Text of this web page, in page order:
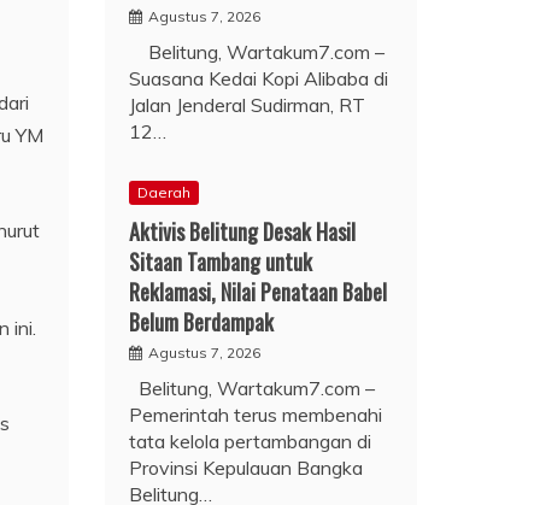
YM
ini.
Agustus 7, 2026
Belitung, Wartakum7.com –
Suasana Kedai Kopi Alibaba di
Jalan Jenderal Sudirman, RT
12…
Daerah
Aktivis Belitung Desak Hasil
Sitaan Tambang untuk
Reklamasi, Nilai Penataan Babel
Belum Berdampak
Agustus 7, 2026
Belitung, Wartakum7.com –
Pemerintah terus membenahi
tata kelola pertambangan di
Provinsi Kepulauan Bangka
Belitung…